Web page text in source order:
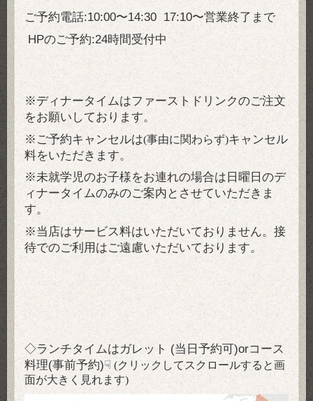
ご予約電話:10:00〜14:30 17:10〜営業終了まで
HPのご予約:24時間受付中
※ディナータイムはファーストドリンクのご注文
をお願いしております。
※ご予約キャンセルは(事由に関わらず)キャンセル
料をいただきます。
※未就学児のお子様をお連れの場合は日曜日のデ
ィナータイムのみのご案内とさせていただきま
す。
※当店はサービス料はいただいておりません。接
待でのご利用はご遠慮いただいております。
◇ランチタイムはガレット (当日予約可)orコース
料理(事前予約)☟ (クリックしてスクロールすると画
面が大きく見れます)